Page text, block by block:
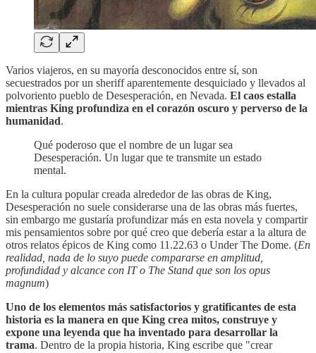
Varios viajeros, en su mayoría desconocidos entre sí, son
secuestrados por un sheriff aparentemente desquiciado y llevados al
polvoriento pueblo de Desesperación, en Nevada. El caos estalla
mientras King profundiza en el corazón oscuro y perverso de la
humanidad.
Qué poderoso que el nombre de un lugar sea
Desesperación. Un lugar que te transmite un estado
mental.
En la cultura popular creada alrededor de las obras de King,
Desesperación no suele considerarse una de las obras más fuertes,
sin embargo me gustaría profundizar más en esta novela y compartir
mis pensamientos sobre por qué creo que debería estar a la altura de
otros relatos épicos de King como 11.22.63 o Under The Dome. (En
realidad, nada de lo suyo puede compararse en amplitud,
profundidad y alcance con IT o The Stand que son los opus
magnum)
Uno de los elementos más satisfactorios y gratificantes de esta
historia es la manera en que King crea mitos, construye y
expone una leyenda que ha inventado para desarrollar la
trama. Dentro de la propia historia, King escribe que "crear